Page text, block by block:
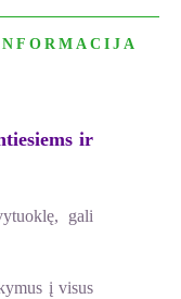
ir
gali
į visus